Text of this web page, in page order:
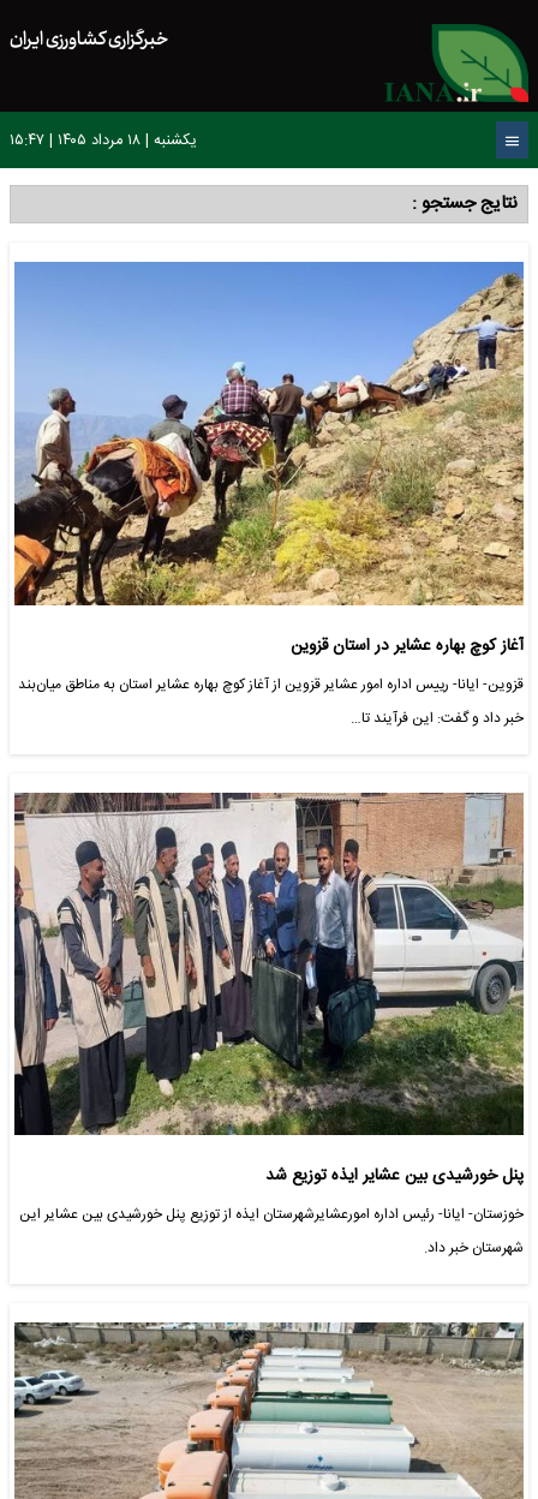
خبرگزاری کشاورزی ایران
یکشنبه | ۱۸ مرداد ۱۴۰۵ | ۱۵:۴۷
نتایج جستجو :
آغاز کوچ بهاره عشایر در استان قزوین
قزوین- ایانا- رییس اداره امور عشایر قزوین از آغاز کوچ بهاره عشایر استان به مناطق میان‌بند
خبر داد و گفت: این فرآیند تا…
پنل خورشیدی بین عشایر ایذه توزیع شد
خوزستان- ایانا- رئیس اداره امورعشایرشهرستان ایذه از توزیع پنل خورشیدی بین عشایر این
شهرستان خبر داد.